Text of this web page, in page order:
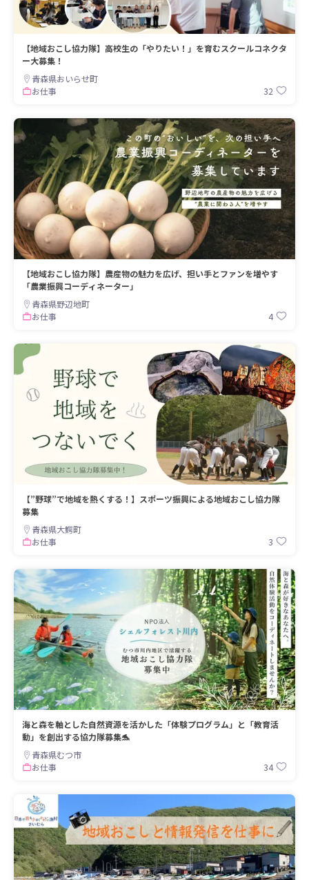
【地域おこし協力隊】高校生の「やりたい！」を育むスクールコネクタ
ー大募集！
青森県おいらせ町
お仕事
32
【地域おこし協力隊】農産物の魅力を広げ、担い手とファンを増やす
「農業振興コーディネーター」
青森県野辺地町
お仕事
4
【”野球”で地域を熱くする！】スポーツ振興による地域おこし協力隊
募集
青森県大鰐町
お仕事
3
海と森を軸とした自然資源を活かした「体験プログラム」と「教育活
動」を創出する協力隊募集🐬
青森県むつ市
お仕事
34